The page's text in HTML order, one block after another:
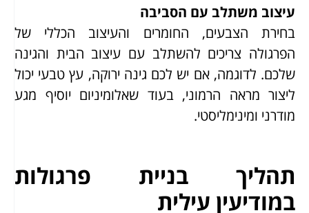
עיצוב משתלב עם הסביבה
בחירת הצבעים, החומרים והעיצוב הכללי של
הפרגולה צריכים להשתלב עם עיצוב הבית והגינה
שלכם. לדוגמה, אם יש לכם גינה ירוקה, עץ טבעי יכול
ליצור מראה הרמוני, בעוד שאלומיניום יוסיף מגע
מודרני ומינימליסטי.
תהליך בניית פרגולות
במודיעין עילית